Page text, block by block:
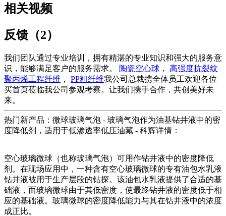
相关视频
反馈（2）
我们团队通过专业培训，拥有精湛的专业知识和强大的服务意
识，能够满足客户的服务需求。
陶瓷空心球 ， 高强度抗裂纹
聚丙烯工程纤维 ， PP粗纤维我公司总裁携全体员工欢迎各位
买首页莅临我公司参观考察。让我们携手合作，共创美好未
来。
热门新产品：微球玻璃气泡 - 玻璃气泡作为油基钻井液中的密
度降低剂，适用于低渗透率低压油藏 - 科辉详情：
空心玻璃微球（也称玻璃气泡）可用作钻井液中的密度降低
剂。在现场应用中，一种含有空心玻璃微球的专有油包水乳液
钻井液被用于生产层段的钻探。该油包水乳液提供了合适的基
础液，而玻璃微球由于其低密度，使最终钻井液的密度低于相
应的基础液。玻璃微球的密度降低能力与其在钻井液中的浓度
成正比。